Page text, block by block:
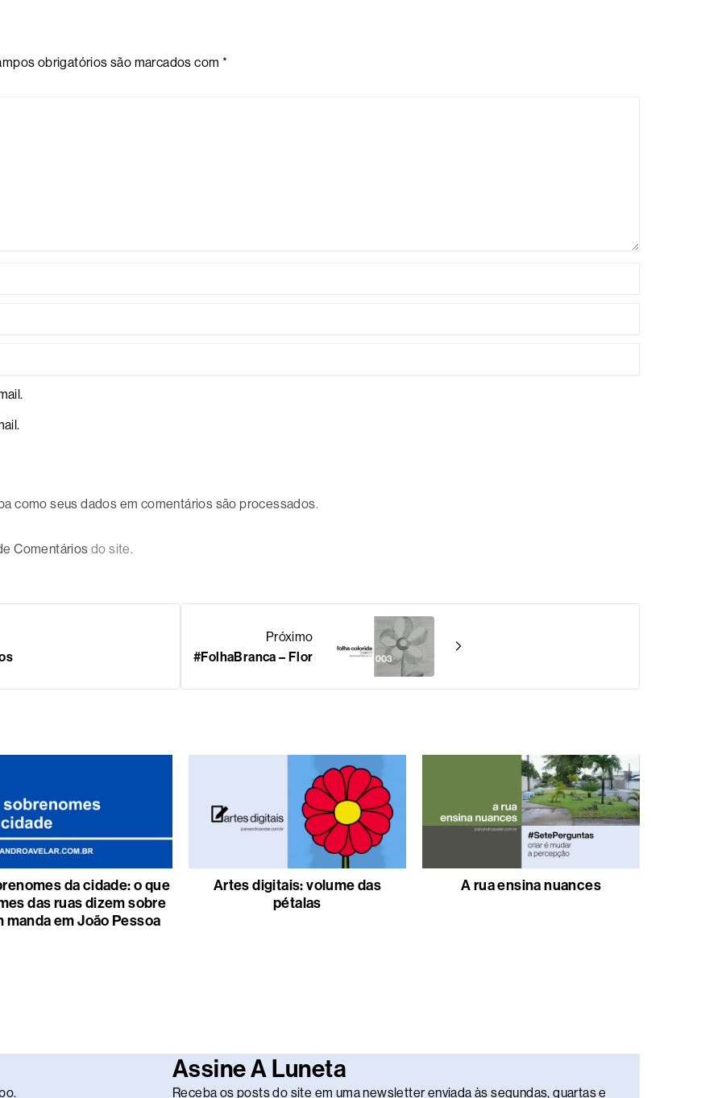
obrigatórios são marcados com *
como seus dados em comentários são processados.
Comentários do site.
Próximo
#FolhaBranca – Flor
da cidade: o que
das ruas dizem sobre
manda em João Pessoa
Artes digitais: volume das
pétalas
A rua ensina nuances
Assine A Luneta
Receba os posts do site em uma newsletter enviada às segundas, quartas e